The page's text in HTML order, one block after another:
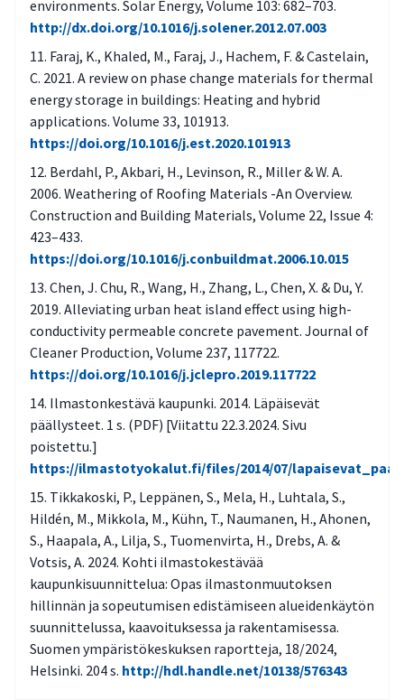
environments. Solar Energy, Volume 103: 682–703.
http://dx.doi.org/10.1016/j.solener.2012.07.003
Faraj, K., Khaled, M., Faraj, J., Hachem, F. & Castelain,
C. 2021. A review on phase change materials for thermal
energy storage in buildings: Heating and hybrid
applications. Volume 33, 101913.
https://doi.org/10.1016/j.est.2020.101913
Berdahl, P., Akbari, H., Levinson, R., Miller & W. A.
2006. Weathering of Roofing Materials -An Overview.
Construction and Building Materials, Volume 22, Issue 4:
423–433.
https://doi.org/10.1016/j.conbuildmat.2006.10.015
Chen, J. Chu, R., Wang, H., Zhang, L., Chen, X. & Du, Y.
2019. Alleviating urban heat island effect using high-
conductivity permeable concrete pavement. Journal of
Cleaner Production, Volume 237, 117722.
https://doi.org/10.1016/j.jclepro.2019.117722
Ilmastonkestävä kaupunki. 2014. Läpäisevät
päällysteet. 1 s. (PDF) [Viitattu 22.3.2024. Sivu
poistettu.]
https://ilmastotyokalut.fi/files/2014/07/
Tikkakoski, P., Leppänen, S., Mela, H., Luhtala, S.,
Hildén, M., Mikkola, M., Kühn, T., Naumanen, H., Ahonen,
S., Haapala, A., Lilja, S., Tuomenvirta, H., Drebs, A. &
Votsis, A. 2024. Kohti ilmastokestävää
kaupunkisuunnittelua: Opas ilmastonmuutoksen
hillinnän ja sopeutumisen edistämiseen alueidenkäytön
suunnittelussa, kaavoituksessa ja rakentamisessa.
Suomen ympäristökeskuksen raportteja, 18/2024,
Helsinki. 204 s. http://hdl.handle.net/10138/576343